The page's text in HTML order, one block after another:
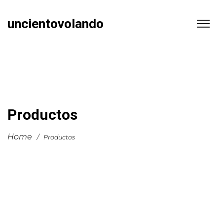
uncientovolando
Productos
Home / Productos